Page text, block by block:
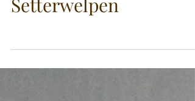
August 2026 Irish-